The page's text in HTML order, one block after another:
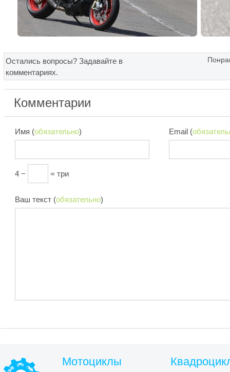
Остались вопросы? Задавайте в
комментариях.
Комментарии
Имя (обязательно) Email (
4 − = три
Ваш текст (обязательно)
Мотоциклы